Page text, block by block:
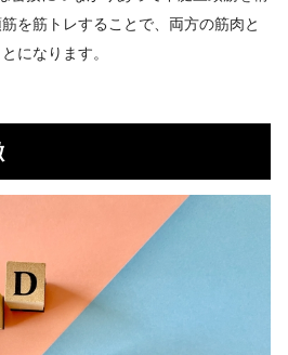
を筋トレすることで、両方の筋肉と
になります。